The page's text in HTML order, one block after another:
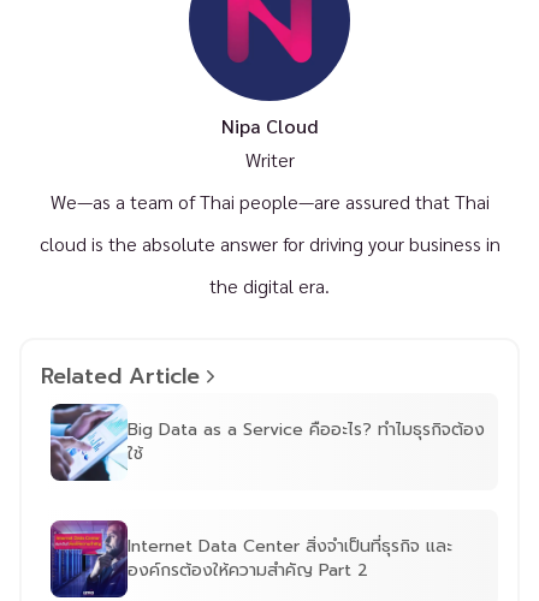
Nipa Cloud
Writer
We—as a team of Thai people—are assured that Thai
cloud is the absolute answer for driving your business in
the digital era.
Related Article
Big Data as a Service คืออะไร? ทำไมธุรกิจต้อง
ใช้
Internet Data Center สิ่งจำเป็นที่ธุรกิจ และ
องค์กรต้องให้ความสำคัญ Part 2